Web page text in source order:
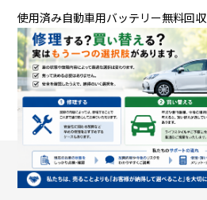
使用済み自動車用バッテリー無料回収